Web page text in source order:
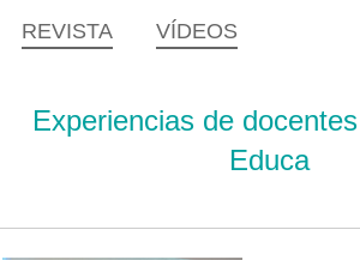
REVISTA VÍDEOS
Experiencias de
Educa